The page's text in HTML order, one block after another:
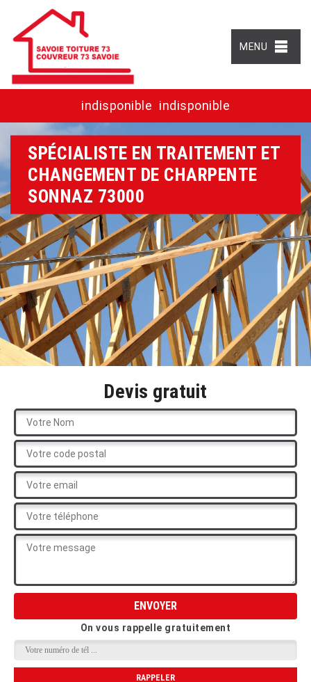
MENU
indisponible indisponible
SPÉCIALISTE EN TRAITEMENT ET
CHANGEMENT DE CHARPENTE
SONNAZ 73000
Devis gratuit
On vous rappelle gratuitement